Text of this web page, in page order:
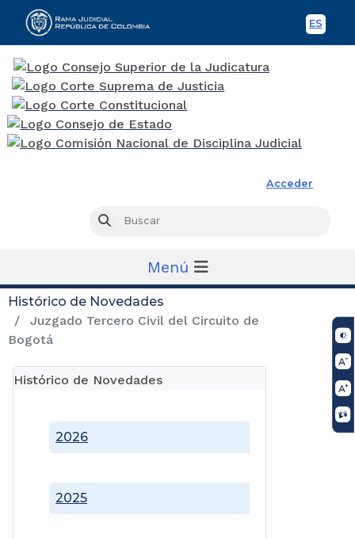
ES
Acceder
Buscar
Menú
Histórico de Novedades
Juzgado Tercero Civil del Circuito de
Bogotá
Histórico de Novedades
2025
2026